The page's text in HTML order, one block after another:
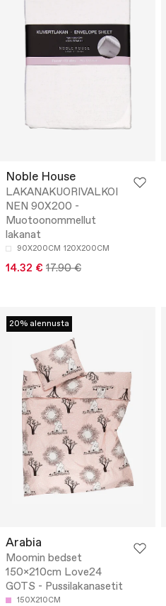
Noble House
LAKANAKUORIVALKOI
NEN 90X200 -
Muotoonommellut
lakanat
90X200CM 120X200CM
14.32 € 17.90 €
20% alennusta
Arabia
Moomin bedset
150x210cm Love24
GOTS - Pussilakanasetit
150X210CM